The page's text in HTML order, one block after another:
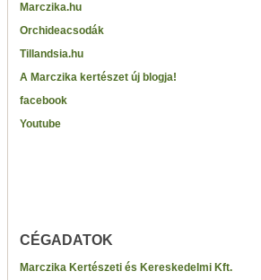
Marczika.hu
Orchideacsodák
Tillandsia.hu
A Marczika kertészet új blogja!
facebook
Youtube
CÉGADATOK
Marczika Kertészeti és Kereskedelmi Kft.